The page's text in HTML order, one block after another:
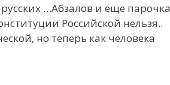
…Абзалов и еще парочка
Российской нельзя..
но теперь как человека